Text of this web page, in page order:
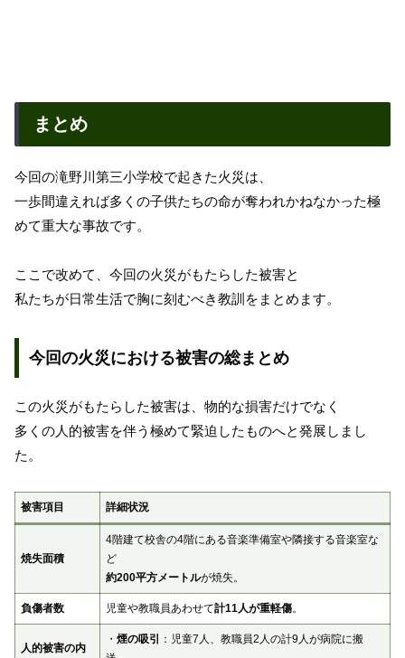
まとめ
今回の滝野川第三小学校で起きた火災は、
一歩間違えれば多くの子供たちの命が奪われかねなかった極
めて重大な事故です。
ここで改めて、今回の火災がもたらした被害と
私たちが日常生活で胸に刻むべき教訓をまとめます。
今回の火災における被害の総まとめ
この火災がもたらした被害は、物的な損害だけでなく
多くの人的被害を伴う極めて緊迫したものへと発展しまし
た。
被害項目 詳細状況
焼失面積
4階建て校舎の4階にある音楽準備室や隣接する音楽室な
ど
約200平方メートルが焼失。
負傷者数 児童や教職員あわせて計11人が重軽傷。
人的被害の内
・ 煙の吸引
：児童7人、教職員2人の計9人が病院に搬